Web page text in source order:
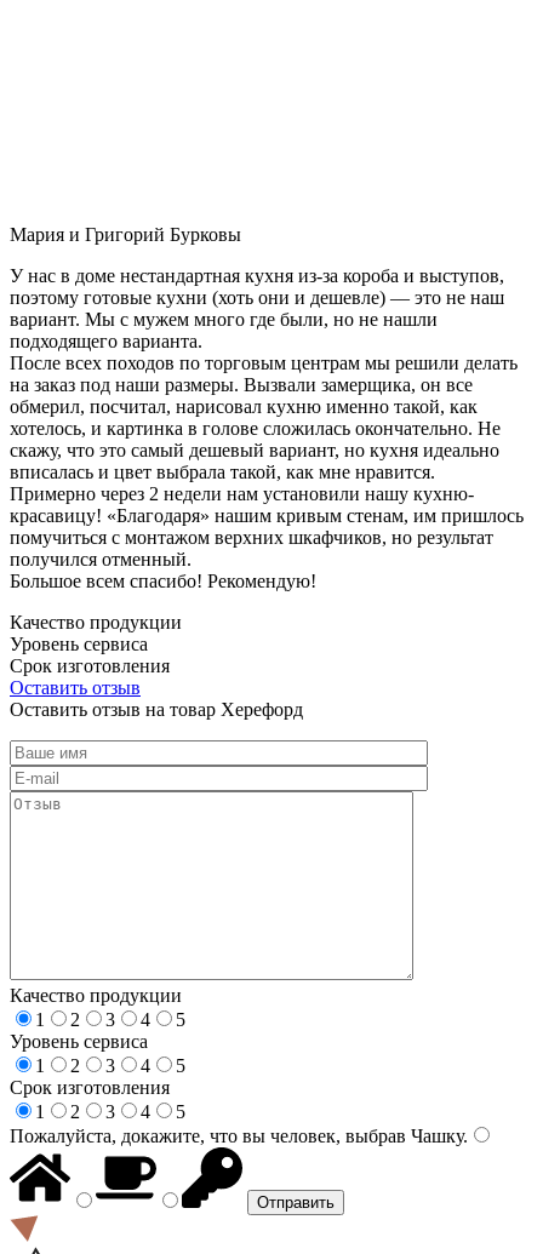
Мария и Григорий Бурковы
У нас в доме нестандартная кухня из-за короба и выступов,
поэтому готовые кухни (хоть они и дешевле) — это не наш
вариант. Мы с мужем много где были, но не нашли
подходящего варианта.
После всех походов по торговым центрам мы решили делать
на заказ под наши размеры. Вызвали замерщика, он все
обмерил, посчитал, нарисовал кухню именно такой, как
хотелось, и картинка в голове сложилась окончательно. Не
скажу, что это самый дешевый вариант, но кухня идеально
вписалась и цвет выбрала такой, как мне нравится.
Примерно через 2 недели нам установили нашу кухню-
красавицу! «Благодаря» нашим кривым стенам, им пришлось
помучиться с монтажом верхних шкафчиков, но результат
получился отменный.
Большое всем спасибо! Рекомендую!
Качество продукции
Уровень сервиса
Срок изготовления
Оставить отзыв
Оставить отзыв на товар Херефорд
Качество продукции
1
2 3 4
5
Уровень сервиса
1
2 3 4
5
Срок изготовления
1
2 3 4
5
Пожалуйста, докажите, что вы человек, выбрав Чашку.